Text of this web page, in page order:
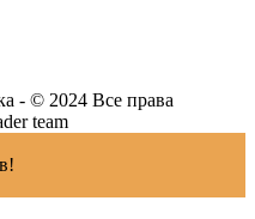
- © 2024 Все права
team